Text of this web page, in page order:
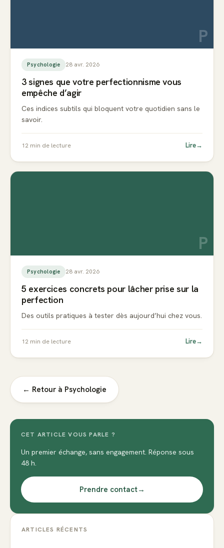
P
Psychologie 28 avr. 2026
3 signes que votre perfectionnisme vous
empêche d’agir
Ces indices subtils qui bloquent votre quotidien sans le
savoir.
12 min de lecture Lire→
P
Psychologie 28 avr. 2026
5 exercices concrets pour lâcher prise sur la
perfection
Des outils pratiques à tester dès aujourd’hui chez vous.
12 min de lecture Lire→
← Retour à Psychologie
CET ARTICLE VOUS PARLE ?
Un premier échange, sans engagement. Réponse sous
48 h.
Prendre contact→
ARTICLES RÉCENTS